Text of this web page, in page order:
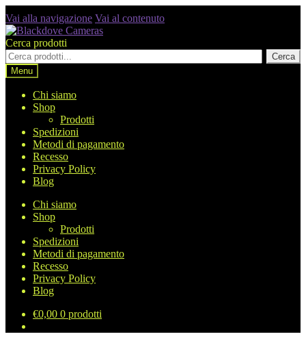
Vai alla navigazione Vai al contenuto
Cerca prodotti
Cerca
Menu
Chi siamo
Shop
Prodotti
Spedizioni
Metodi di pagamento
Recesso
Privacy Policy
Blog
Chi siamo
Shop
Prodotti
Spedizioni
Metodi di pagamento
Recesso
Privacy Policy
Blog
€0,00 0 prodotti